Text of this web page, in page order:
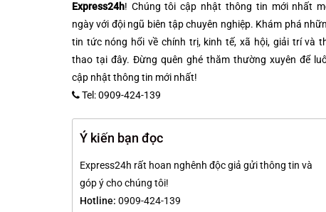
Express24h! Chúng tôi cập nhật thông tin mới nhất
ngày với đội ngũ biên tập chuyên nghiệp. Khám phá
tin tức nóng hổi về chính trị, kinh tế, xã hội, giải trí và
thao tại đây. Đừng quên ghé thăm thường xuyên để
cập nhật thông tin mới nhất!
Tel: 0909-424-139
Ý kiến bạn đọc
Express24h rất hoan nghênh độc giả gửi thông tin và
góp ý cho chúng tôi!
Hotline: 0909-424-139